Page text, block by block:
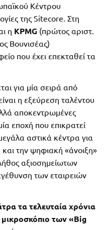
Κέντρου
της Sitecore. Στη
η KPMG (πρώτος αριστ.
Βουνισέας)
που έχει επεκταθεί τα
για μία σειρά από
η εξεύρεση ταλέντου
αποκεντρωμένες
εποχή που επικρατεί
αστικά κέντρα για
την ψηφιακή «άνοιξη»
αξιοσημείωτων
των εταιρειών
τα τελευταία χρόνια
μικροσκόπιο των «Big